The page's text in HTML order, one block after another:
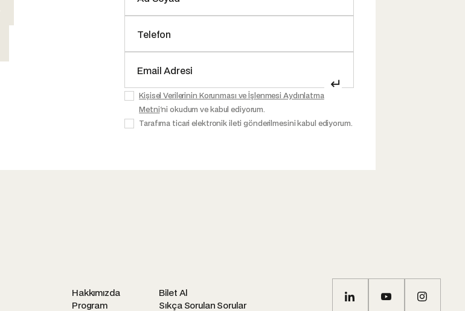
Kişisel Verilerinin Korunması ve İşlenmesi Aydınlatma
Metni'ni okudum ve kabul ediyorum.
Tarafıma ticari elektronik ileti gönderilmesini kabul ediyorum.
↵
Hakkımızda
Program
Bilet Al
Sıkça Sorulan Sorular